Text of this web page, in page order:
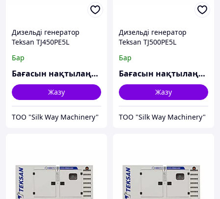
Дизельді генератор
Teksan TJ450PE5L
Бар
Бағасын нақтылаңыз
Жазу
TOO "Silk Way Machinery"
Дизельді генератор
Teksan TJ500PE5L
Бар
Бағасын нақтылаңыз
Жазу
TOO "Silk Way Machinery"